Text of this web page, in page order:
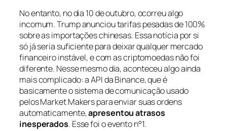
No entanto, no dia 10 de outubro, ocorreu algo
incomum. Trump anunciou tarifas pesadas de 100%
sobre as importações chinesas. Essa notícia por si
só já seria suficiente para deixar qualquer mercado
financeiro instável, e com as criptomoedas não foi
diferente. Nesse mesmo dia, aconteceu algo ainda
mais complicado: a API da Binance, que é
basicamente o sistema de comunicação usado
pelos Market Makers para enviar suas ordens
automaticamente,apresentou atrasos
inesperados. Esse foi o evento n°1.